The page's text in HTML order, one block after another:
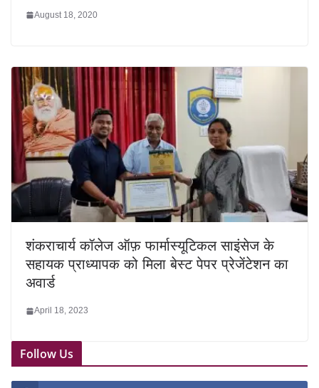
August 18, 2020
शंकराचार्य कॉलेज ऑफ़ फार्मास्यूटिकल साइंसेज के
सहायक प्राध्यापक को मिला बेस्ट पेपर प्रेजेंटेशन का
अवार्ड
April 18, 2023
Follow Us